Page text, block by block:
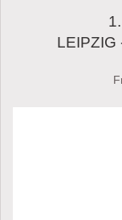
LEIPZIG